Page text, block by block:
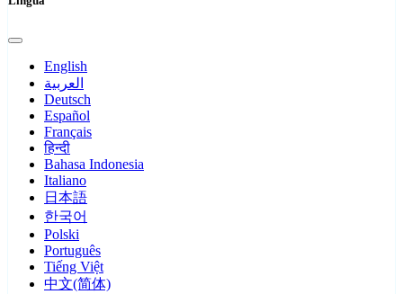
English
العربية
Deutsch
Español
Français
हिन्दी
Bahasa Indonesia
Italiano
日本語
한국어
Polski
Português
Tiếng Việt
中文(简体)